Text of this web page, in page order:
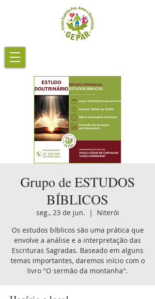
Grupo de ESTUDOS
BÍBLICOS
seg., 23 de jun.
  |
Niterói
Os estudos bíblicos são uma prática que
envolve a análise e a interpretação das
Escrituras Sagradas. Baseado em alguns
temas importantes, daremos início com o
livro "O sermão da montanha".